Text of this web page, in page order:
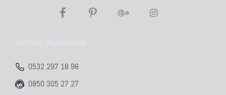
İletişim Bilgilerimiz
0532 297 18 98
0850 305 27 27